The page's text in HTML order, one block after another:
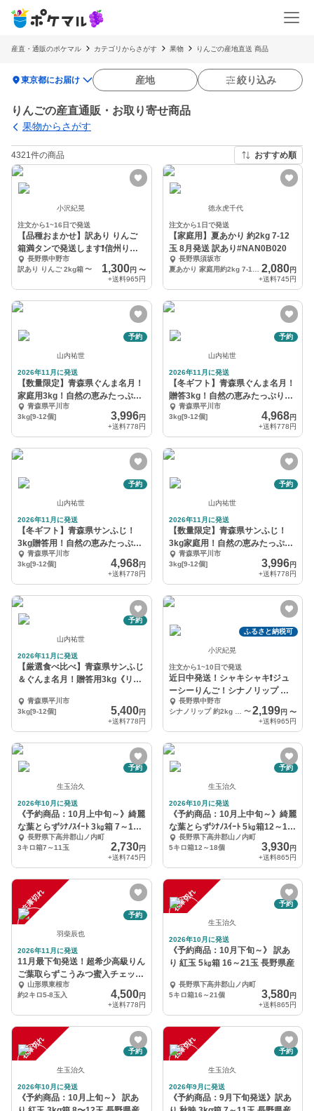
産直・通販のポケマル カテゴリからさがす 果物 りんごの産地直送 商品
location_on東京都にお届け 産地 絞り込み
りんごの産直通販・お取り寄せ商品
果物からさがす
4321件の商品 おすすめ順
小沢紀晃
注文から1~16日で発送
【品種おまかせ】訳あり りんご
箱満タンで発送します❗️信州りん
ご 長野県中野市
訳あり りんご 2kg箱〜 1,300円 〜
+送料965円
徳永虎千代
注文から1日で発送
【家庭用】夏あかり 約2kg 7-12
玉 8月発送 訳あり#NAN0B020
長野県須坂市
2,080円
+送料745円
予約
山内祐世
2026年11月に発送
【数量限定】青森県ぐんま名月！
家庭用3kg！自然の恵みたっぷり
《リピート多数》
青森県平川市
3kg[9-12個]
3,996円
+送料778円
予約
山内祐世
2026年11月に発送
【冬ギフト】青森県ぐんま名月！
贈答3kg！自然の恵みたっぷり
《リピート多数》
青森県平川市
3kg[9-12個]
4,968円
+送料778円
予約
山内祐世
2026年11月に発送
【冬ギフト】青森県サンふじ！
3kg贈答用！自然の恵みたっぷり
《リピート多数》
青森県平川市
3kg[9-12個]
4,968円
+送料778円
予約
山内祐世
2026年11月に発送
【数量限定】青森県サンふじ！
3kg家庭用！自然の恵みたっぷり
《リピート多数》
青森県平川市
3kg[9-12個]
3,996円
+送料778円
予約
山内祐世
2026年11月に発送
【厳選食べ比べ】青森県サンふじ
＆ぐんま名月！贈答用3kg《リピ
青森県平川市
3kg[9-12個]
5,400円
+送料778円
ふるさと納税可
小沢紀晃
注文から1~10日で発送
近日中発送！シャキシャキ❗ジュ
ーシーりんご！シナノリップ 約
2kg～ 信州りんご
長野県中野市
〜2,199円 〜
+送料965円
予約
生玉治久
2026年10月に発送
《予約商品：10月上中旬～》綺麗
な葉とらずｼﾅﾉｽｲｰﾄ 3㎏箱 7～11
玉 長野県下高井郡山ノ内町
3キロ箱7～11玉
2,730円
+送料745円
予約
生玉治久
2026年10月に発送
《予約商品：10月上中旬～》綺麗
な葉とらずｼﾅﾉｽｲｰﾄ 5㎏箱12～18
玉 長野県下高井郡山ノ内町
5キロ箱12～18個
3,930円
+送料865円
在庫切れ
予約
羽柴辰也
2026年11月に発送
11月最下旬発送！超希少高級りん
ご葉取らずこうみつ蜜入チェック
済2キロ5-8玉入
山形県東根市
約2キロ5-8玉入
4,500円
+送料778円
在庫切れ 予約
生玉治久
2026年10月に発送
《予約商品：10月下旬～》 訳あ
り 紅玉 5㎏箱 16～21玉 長野県産
長野県下高井郡山ノ内町
5キロ箱16～21個
3,580円
+送料865円
在庫切れ 予約
生玉治久
2026年10月に発送
《予約商品：10月上旬～》 訳あ
在庫切れ 予約
生玉治久
2026年9月に発送
《予約商品：9月下旬発送》訳あ